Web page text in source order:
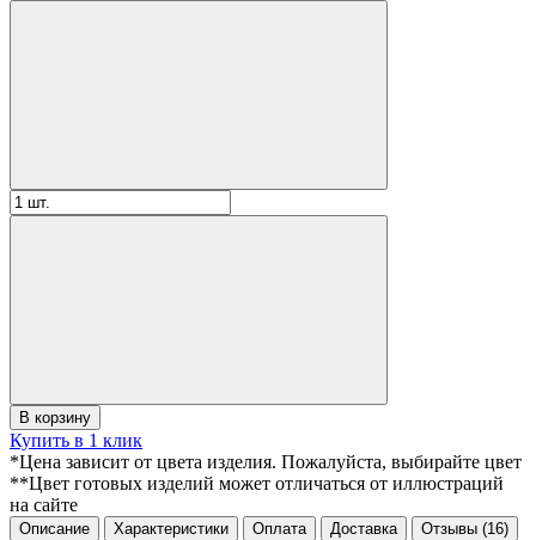
В корзину
Купить в 1 клик
*Цена зависит от цвета изделия. Пожалуйста, выбирайте цвет
**Цвет готовых изделий может отличаться от иллюстраций
на сайте
Описание Характеристики Оплата Доставка Отзывы (16)